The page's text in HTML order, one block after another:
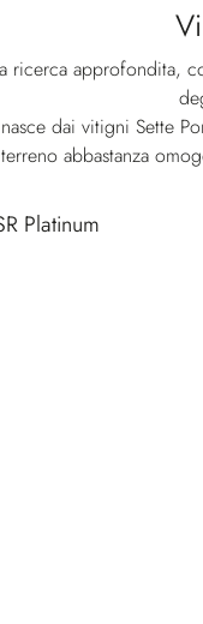
ricerca approfondita,
dai vitigni Sette
abbastanza
Platinum